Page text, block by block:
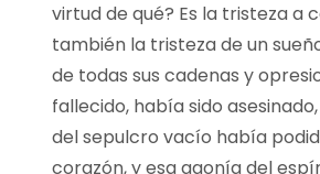
virtud de qué? Es la tristeza a
también la tristeza de un
de todas sus cadenas y
fallecido, había sido
del sepulcro vacío había
corazón, y esa agonía del